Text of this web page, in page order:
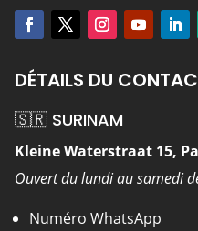
DÉTAILS DU
🇸🇷 SURINAM
Kleine Waterstraat 15,
Ouvert du lundi au samedi
Numéro WhatsApp